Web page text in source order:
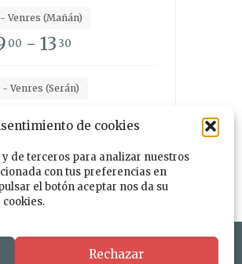
de cookies
de terceros para analizar nuestros
con tus preferencias en
el botón aceptar nos da su
Rechazar
Venres (Mañán)
00 - 13 30
Venres (Serán)
- 19
Twitter TikTok